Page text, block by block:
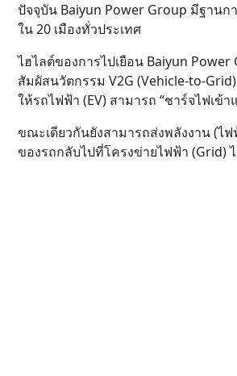
ปัจจุบัน Baiyun Power Group มีฐานก
ใน 20 เมืองทั่วประเทศ
ไฮไลต์ของการไปเยือน Baiyun
สัมผัสนวัตกรรม V2G (Vehicle-to-
ให้รถไฟฟ้า (EV) สามารถ “ชาร์จไฟเข้า
ขณะเดียวกันยังสามารถส่งพลังงาน (ไฟ
ของรถกลับไปที่โครงข่ายไฟฟ้า (Grid)